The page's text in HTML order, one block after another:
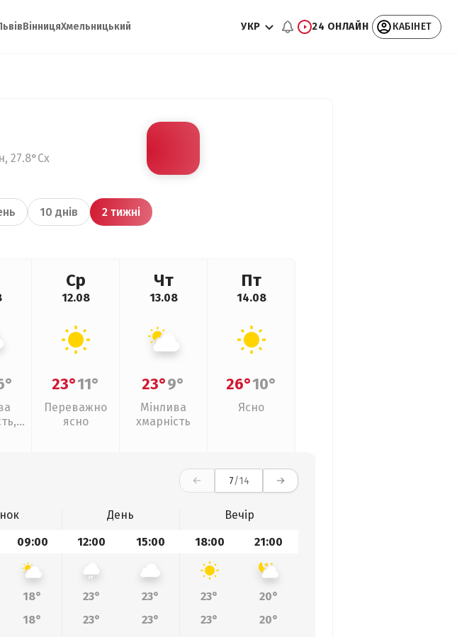
ВінницяХмельницький УКР 24 ОНЛАЙН КАБІНЕТ
27.8°Сх
10 днів 2 тижні
Ср
12.08
23°11°
Переважно
ясно
Чт
13.08
23°9°
Мінлива
хмарність
Пт
14.08
26°10°
Ясно
7/14
День
Вечір
09:00 12:00 15:00 18:00 21:00
18° 23° 23° 23°
20°
18° 23° 23° 23° 20°